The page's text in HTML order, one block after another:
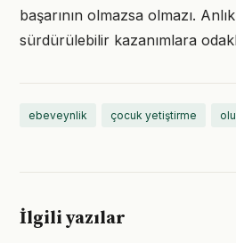
başarının olmazsa olmazı.
sürdürülebilir kazanımlara
ebeveynlik çocuk yetiştirme
İlgili yazılar